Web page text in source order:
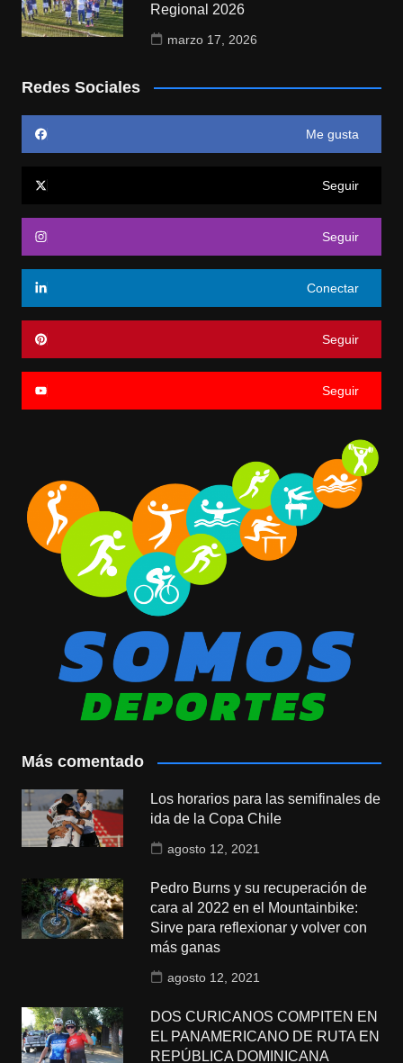
Regional 2026
marzo 17, 2026
Redes Sociales
Me gusta
Seguir
Seguir
Conectar
Seguir
Seguir
Más comentado
Los horarios para las semifinales de
ida de la Copa Chile
agosto 12, 2021
Pedro Burns y su recuperación de
cara al 2022 en el Mountainbike:
Sirve para reflexionar y volver con
más ganas
agosto 12, 2021
DOS CURICANOS COMPITEN EN
EL PANAMERICANO DE RUTA EN
REPÚBLICA DOMINICANA